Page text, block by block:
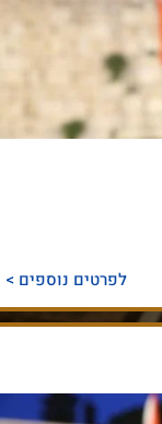
לפרטים נוספים >